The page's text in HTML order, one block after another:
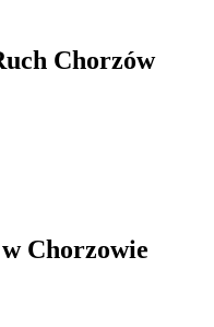
Chorzów
Chorzowie